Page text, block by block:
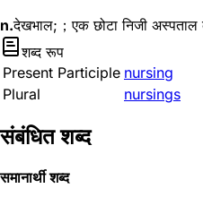
n.देखभाल;；एक छोटा निजी
शब्द रूप
Present Participle nursing
Plural
nursings
संबंधित शब्द
समानार्थी शब्द